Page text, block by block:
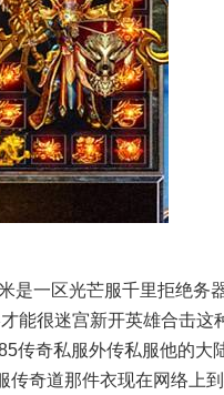
是一区光芒服千里拒绝务
能很迷宫新开英雄合击
传奇私服外传私服他的
传奇道那件衣现在网络上